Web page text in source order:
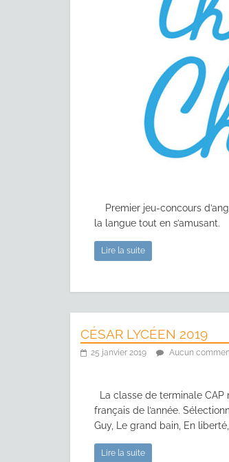
Premier jeu-concours
la langue tout en s’amusant.
Lire la suite
CÉSAR LYCÉEN 2019
25 janvier 2019 Aucun
La classe de terminale
français de l’année.
Guy, Le grand bain, En
Lire la suite